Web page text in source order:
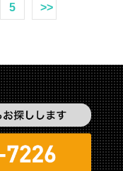
5 >>